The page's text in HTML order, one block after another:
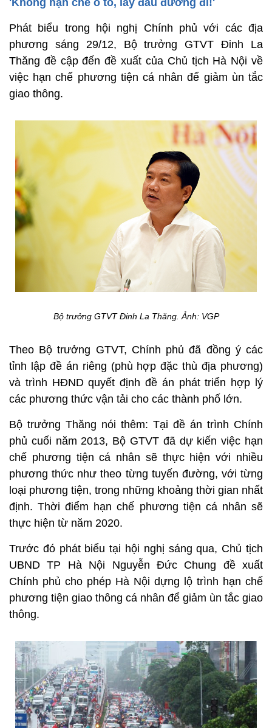
'Không hạn chế ô tô, lấy đâu đường đi!'
Phát biểu trong hội nghị Chính phủ với các địa
phương sáng 29/12, Bộ trưởng GTVT Đinh La
Thăng đề cập đến đề xuất của Chủ tịch Hà Nội về
việc hạn chế phương tiện cá nhân để giảm ùn tắc
giao thông.
Bộ trưởng GTVT Đinh La Thăng. Ảnh: VGP
Theo Bộ trưởng GTVT, Chính phủ đã đồng ý các
tỉnh lập đề án riêng (phù hợp đặc thù địa phương)
và trình HĐND quyết định đề án phát triển hợp lý
các phương thức vận tải cho các thành phố lớn.
Bộ trưởng Thăng nói thêm: Tại đề án trình Chính
phủ cuối năm 2013, Bộ GTVT đã dự kiến việc hạn
chế phương tiện cá nhân sẽ thực hiện với nhiều
phương thức như theo từng tuyến đường, với từng
loại phương tiện, trong những khoảng thời gian nhất
định. Thời điểm hạn chế phương tiện cá nhân sẽ
thực hiện từ năm 2020.
Trước đó phát biểu tại hội nghị sáng qua, Chủ tịch
UBND TP Hà Nội Nguyễn Đức Chung đề xuất
Chính phủ cho phép Hà Nội dựng lộ trình hạn chế
phương tiện giao thông cá nhân để giảm ùn tắc giao
thông.